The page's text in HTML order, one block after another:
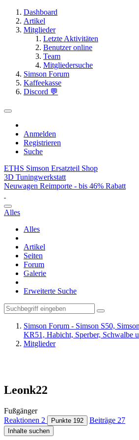
Dashboard
Artikel
Mitglieder
Letzte Aktivitäten
Benutzer online
Team
Mitgliedersuche
Simson Forum
Kaffeekasse
Discord 💬
Anmelden
Registrieren
Suche
ETHS Simson Ersatzteil Shop
3D Tuningwerkstatt
Neuwagen Reimporte - bis 46% Rabatt
Alles
Alles
Artikel
Seiten
Forum
Galerie
Erweiterte Suche
Simson Forum - Simson S50,
KR51, Habicht, Sperber, Schwalbe
Mitglieder
Leonk22
Fußgänger
Reaktionen 2 Punkte 192 Beiträge 27
Inhalte suchen